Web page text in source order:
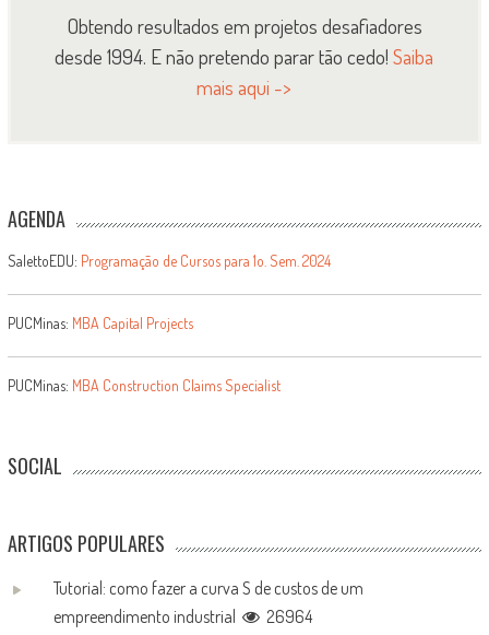
Obtendo resultados em projetos desafiadores
desde 1994. E não pretendo parar tão cedo!Saiba
mais aqui ->
AGENDA
SalettoEDU: Programação de Cursos para 1o. Sem. 2024
PUCMinas: MBA Capital Projects
PUCMinas: MBA Construction Claims Specialist
SOCIAL
ARTIGOS POPULARES
Tutorial: como fazer a curva S de custos de um
empreendimento industrial
26964